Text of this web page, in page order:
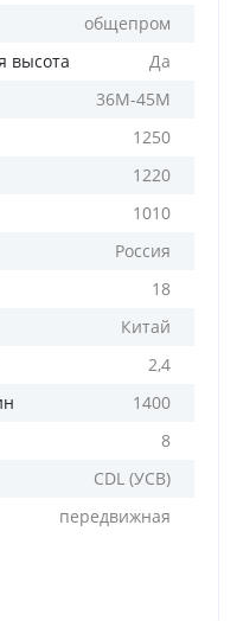
общепром
высота
Да
36М-45М
1250
1220
1010
Россия
18
Китай
2,4
1400
8
CDL (УСВ)
передвижная